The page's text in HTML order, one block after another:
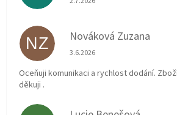
NZ Nováková Zuzana
Hodnocení obchodu je 5 z 5
3.6.2026
Oceňuji komunikaci a rychlost dodání.
děkuji .